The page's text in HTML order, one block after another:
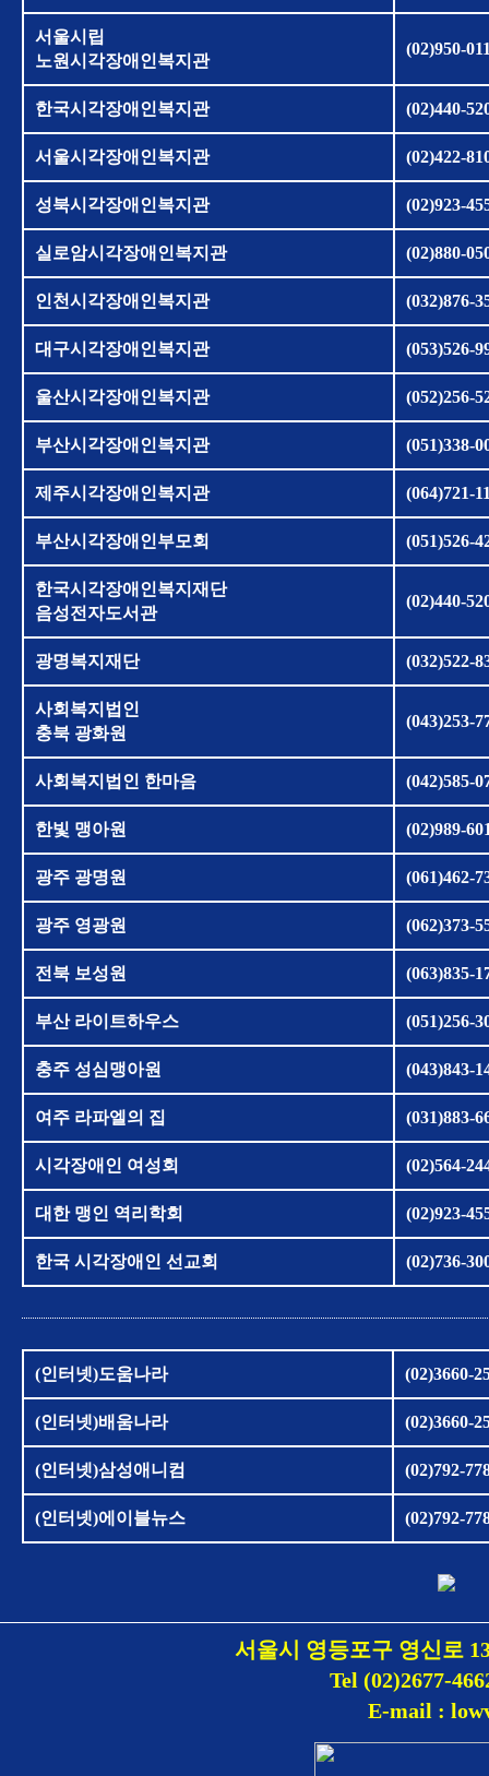
서울시립
노원시각장애인복지관
(02)950-
한국시각장애인복지관 (02)440-
서울시각장애인복지관 (02)422-
성북시각장애인복지관 (02)923-
실로암시각장애인복지관 (02)880-
인천시각장애인복지관 (032)876-
대구시각장애인복지관 (053)526-
울산시각장애인복지관 (052)256-
부산시각장애인복지관 (051)338-
제주시각장애인복지관 (064)721-
부산시각장애인부모회 (051)526-
한국시각장애인복지재단
음성전자도서관
(02)440-
광명복지재단 (032)522-
사회복지법인
충북 광화원
(043)253-
사회복지법인 한마음 (042)585-
한빛 맹아원 (02)989-
광주 광명원 (061)462-
광주 영광원 (062)373-
전북 보성원 (063)835-
부산 라이트하우스 (051)256-
충주 성심맹아원 (043)843-
여주 라파엘의 집 (031)883-
시각장애인 여성회 (02)564-
대한 맹인 역리학회 (02)923-
한국 시각장애인 선교회 (02)736-
(인터넷)도움나라 (02)3660-
(인터넷)배움나라 (02)3660-
(인터넷)삼성애니컴 (02)792-
(인터넷)에이블뉴스 (02)792-
서울시 영등포구 영신로
Tel (02)2677-
E-mail :